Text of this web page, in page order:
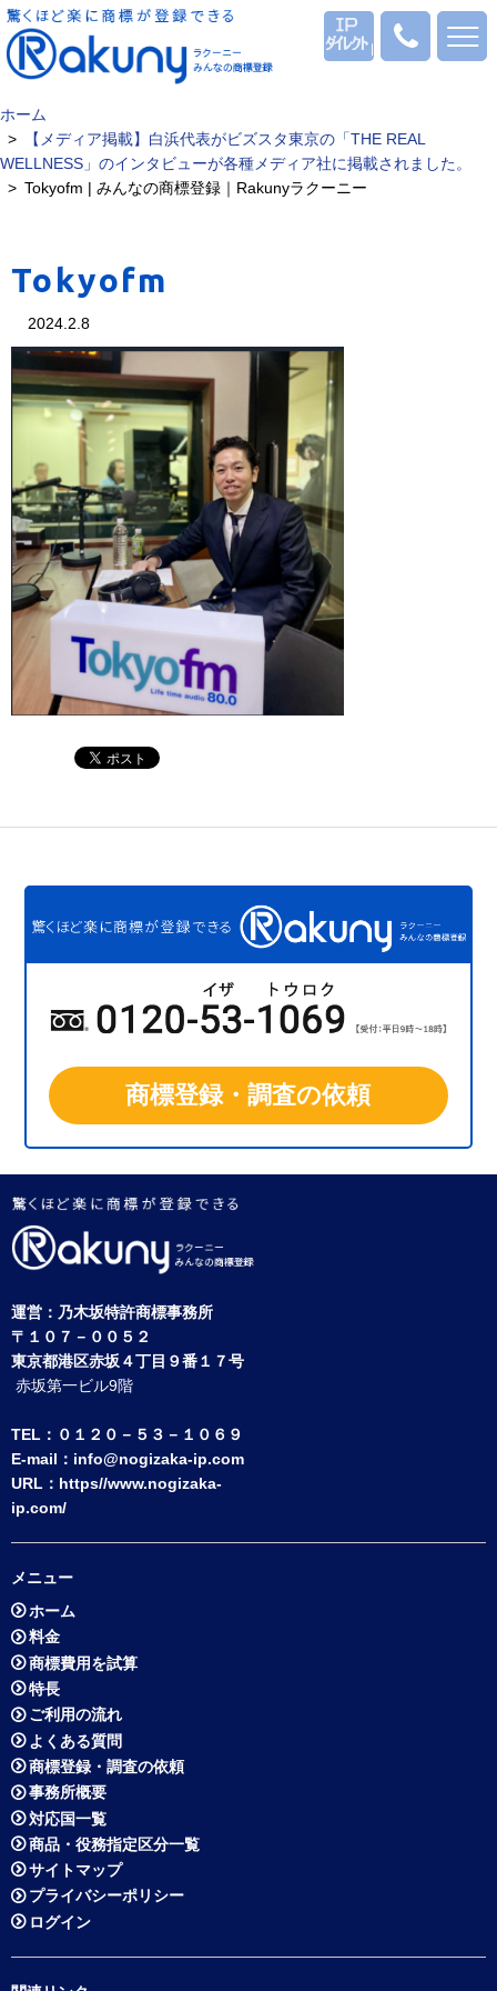
ログイン
1069
ホーム
【メディア掲載】白浜代表がビズスタ東京の「THE REAL
WELLNESS」のインタビューが各種メディア社に掲載されました。
Tokyofm | みんなの商標登録｜Rakunyラクーニー
Tokyofm
2024.2.8
商標登録・調査の依頼
運営： 乃木坂特許商標事務所
〒１０７－００５２
東京都港区赤坂４丁目９番１７号
赤坂第一ビル9階
TEL：０１２０－５３－１０６９
E-mail： info@nogizaka-ip.com
URL： https//www.nogizaka-
ip.com/
メニュー
ホーム
料金
商標費用を試算
特長
ご利用の流れ
よくある質問
商標登録・調査の依頼
事務所概要
対応国一覧
商品・役務指定区分一覧
サイトマップ
プライバシーポリシー
ログイン